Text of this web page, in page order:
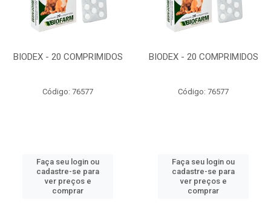
BIODEX - 20 COMPRIMIDOS
Código: 76577
Faça seu login ou
cadastre-se para
ver preços e
comprar
BIODEX - 20 COMPRIMIDOS
Código: 76577
Faça seu login ou
cadastre-se para
ver preços e
comprar